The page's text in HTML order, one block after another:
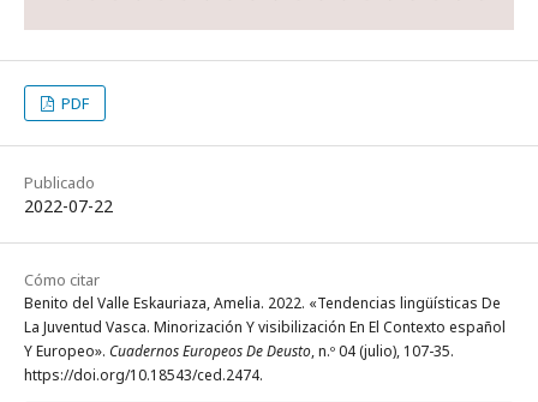
PDF
Publicado
2022-07-22
Cómo citar
Benito del Valle Eskauriaza, Amelia. 2022. «Tendencias lingüísticas De
La Juventud Vasca. Minorización Y visibilización En El Contexto español
Y Europeo». Cuadernos Europeos De Deusto, n.º 04 (julio), 107-35.
https://doi.org/10.18543/ced.2474.